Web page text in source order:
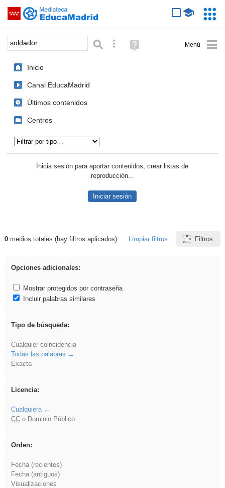
Saltar navegación
Palabra o frase: Búsqueda avanzada
Ayuda
(en
Inicio
Canal EducaMadrid
Últimos contenidos
Centros
Inicia sesión para aportar contenidos, crear listas de
reproducción...
Iniciar sesión
Resultados de: soldador
0medios totales (hay filtros aplicados) Limpiar filtros Filtros
Opciones adicionales:
Mostrar protegidos por contraseña
Incluir palabras similares
Tipo de búsqueda:
Cualquier coincidencia
Todas las palabras
Exacta
Licencia:
Cualquiera
CCo Dominio Público
Orden:
Fecha (recientes)
Fecha (antiguos)
Visualizaciones